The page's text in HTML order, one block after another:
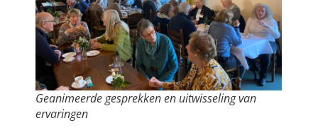
Geanimeerde gesprekken en uitwisseling van
ervaringen